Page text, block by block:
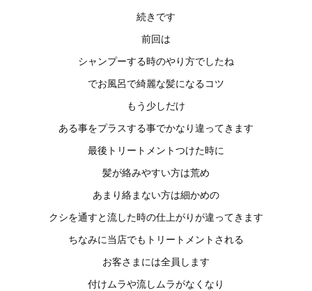
続きです
前回は
シャンプーする時のやり方でしたね
でお風呂で綺麗な髪になるコツ
もう少しだけ
ある事をプラスする事でかなり違ってきます
最後トリートメントつけた時に
髪が絡みやすい方は荒め
あまり絡まない方は細かめの
クシを通すと流した時の仕上がりが違ってきます
ちなみに当店でもトリートメントされる
お客さまには全員します
付けムラや流しムラがなくなり